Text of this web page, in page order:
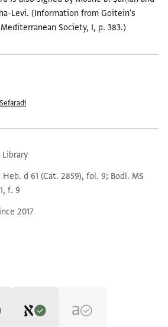
Levi. (Information from Goitein's
Society, I, p. 383.)
Library
Heb. d 61 (Cat. 2859), fol. 9; Bodl. MS
f. 9
2017